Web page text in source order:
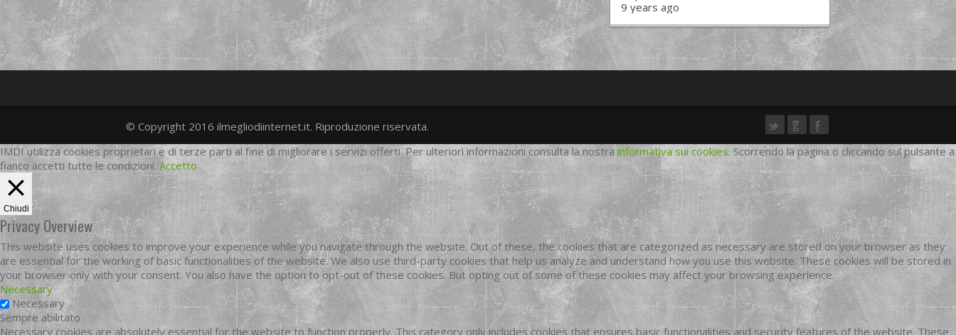
9 years ago
twittergoogleplus
facebook
© Copyright 2016 ilmegliodiinternet.it. Riproduzione riservata.
IMDI utilizza cookies proprietari e di terze parti al fine di migliorare i servizi offerti. Per ulteriori informazioni consulta la nostra informativa sui cookies. Scorrendo la pagina o cliccando sul pulsante a
fianco accetti tutte le condizioni. Accetto
Chiudi
Privacy Overview
This website uses cookies to improve your experience while you navigate through the website. Out of these, the cookies that are categorized as necessary are stored on your browser as they
are essential for the working of basic functionalities of the website. We also use third-party cookies that help us analyze and understand how you use this website. These cookies will be stored in
your browser only with your consent. You also have the option to opt-out of these cookies. But opting out of some of these cookies may affect your browsing experience.
Necessary
Necessary
Sempre abilitato
Necessary cookies are absolutely essential for the website to function properly. This category only includes cookies that ensures basic functionalities and security features of the website. These